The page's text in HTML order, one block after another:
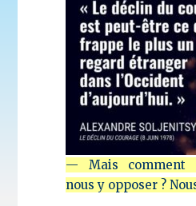
— Mais comment
nous y opposer ?